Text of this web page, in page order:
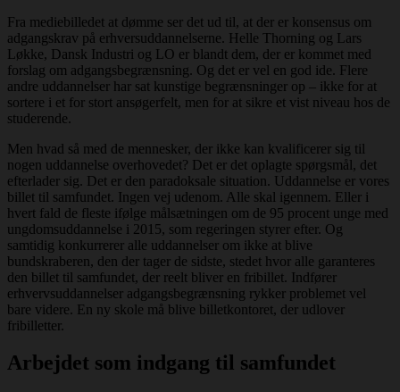
Fra mediebilledet at dømme ser det ud til, at der er konsensus om
adgangskrav på erhversuddannelserne. Helle Thorning og Lars
Løkke, Dansk Industri og LO er blandt dem, der er kommet med
forslag om adgangsbegrænsning. Og det er vel en god ide. Flere
andre uddannelser har sat kunstige begrænsninger op – ikke for at
sortere i et for stort ansøgerfelt, men for at sikre et vist niveau hos de
studerende.
Men hvad så med de mennesker, der ikke kan kvalificerer sig til
nogen uddannelse overhovedet? Det er det oplagte spørgsmål, det
efterlader sig. Det er den paradoksale situation. Uddannelse er vores
billet til samfundet. Ingen vej udenom. Alle skal igennem. Eller i
hvert fald de fleste ifølge målsætningen om de 95 procent unge med
ungdomsuddannelse i 2015, som regeringen styrer efter. Og
samtidig konkurrerer alle uddannelser om ikke at blive
bundskraberen, den der tager de sidste, stedet hvor alle garanteres
den billet til samfundet, der reelt bliver en fribillet. Indfører
erhvervsuddannelser adgangsbegrænsning rykker problemet vel
bare videre. En ny skole må blive billetkontoret, der udlover
fribilletter.
Arbejdet som indgang til samfundet